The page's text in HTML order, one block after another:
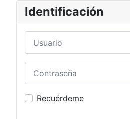
Identificación
Recuérdeme